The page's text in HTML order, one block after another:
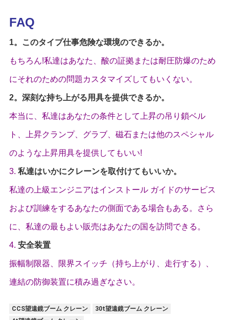
FAQ
1。このタイプ仕事危険な環境のできるか。
もちろん!私達はあなた、酸の証拠または耐圧防爆のため
にそれのための問題カスタマイズしてもいくない。
2。深刻な持ち上がる用具を提供できるか。
本当に、私達はあなたの条件として上昇の吊り鎖ベル
ト、上昇クランプ、グラブ、磁石または他のスペシャル
のような上昇用具を提供してもいい!
3. 私達はいかにクレーンを取付けてもいいか。
私達の上級エンジニアはインストール ガイドのサービス
および訓練をするあなたの側面である場合もある。さら
に、私達の最もよい販売はあなたの国を訪問できる。
4. 安全装置
振幅制限器、限界スイッチ（持ち上がり、走行する）、
連結の防御装置に積み過ぎなさい。
CCS望遠鏡ブーム クレーン
30t望遠鏡ブーム クレーン